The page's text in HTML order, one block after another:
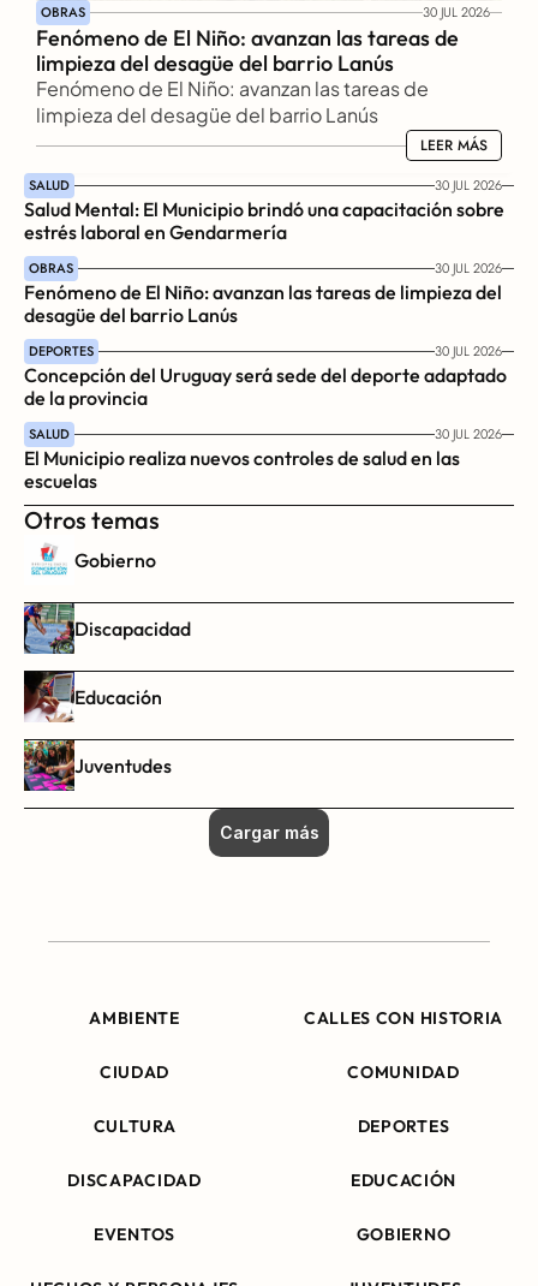
OBRAS 30 JUL 2026
Fenómeno de El Niño: avanzan las tareas de
limpieza del desagüe del barrio Lanús
Fenómeno de El Niño: avanzan las tareas de
limpieza del desagüe del barrio Lanús
LEER MÁS
LEER MÁS
SALUD 30 JUL 2026
Salud Mental: El Municipio brindó una capacitación sobre
estrés laboral en Gendarmería
OBRAS 30 JUL 2026
Fenómeno de El Niño: avanzan las tareas de limpieza del
desagüe del barrio Lanús
DEPORTES 30 JUL 2026
Concepción del Uruguay será sede del deporte adaptado
de la provincia
SALUD 30 JUL 2026
El Municipio realiza nuevos controles de salud en las
escuelas
Otros temas
Gobierno
Discapacidad
Educación
Juventudes
Cargar más
AMBIENTE CALLES CON HISTORIA
CIUDAD COMUNIDAD
CULTURA DEPORTES
DISCAPACIDAD EDUCACIÓN
EVENTOS GOBIERNO